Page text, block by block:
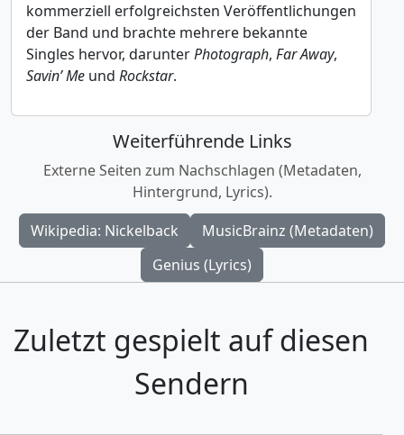
kommerziell erfolgreichsten Veröffentlichungen
der Band und brachte mehrere bekannte
Singles hervor, darunterPhotograph, Far Away,
Savin’ Me und Rockstar.
Weiterführende Links
Externe Seiten zum Nachschlagen (Metadaten,
Hintergrund, Lyrics).
Wikipedia: Nickelback
MusicBrainz (Metadaten)
Genius (Lyrics)
Zuletzt gespielt auf diesen
Sendern